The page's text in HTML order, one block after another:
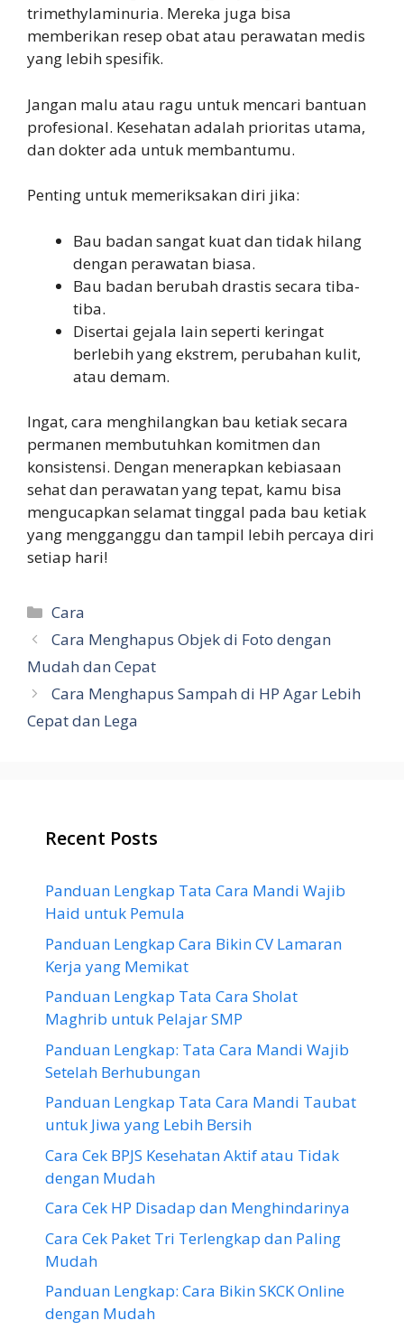
trimethylaminuria. Mereka juga bisa
memberikan resep obat atau perawatan medis
yang lebih spesifik.
Jangan malu atau ragu untuk mencari bantuan
profesional. Kesehatan adalah prioritas utama,
dan dokter ada untuk membantumu.
Penting untuk memeriksakan diri jika:
Bau badan sangat kuat dan tidak hilang
dengan perawatan biasa.
Bau badan berubah drastis secara tiba-
tiba.
Disertai gejala lain seperti keringat
berlebih yang ekstrem, perubahan kulit,
atau demam.
Ingat, cara menghilangkan bau ketiak secara
permanen membutuhkan komitmen dan
konsistensi. Dengan menerapkan kebiasaan
sehat dan perawatan yang tepat, kamu bisa
mengucapkan selamat tinggal pada bau ketiak
yang mengganggu dan tampil lebih percaya diri
setiap hari!
Categories
Cara
Cara Menghapus Objek di Foto dengan
Mudah dan Cepat
Cara Menghapus Sampah di HP Agar Lebih
Cepat dan Lega
Recent Posts
Panduan Lengkap Tata Cara Mandi Wajib
Haid untuk Pemula
Panduan Lengkap Cara Bikin CV Lamaran
Kerja yang Memikat
Panduan Lengkap Tata Cara Sholat
Maghrib untuk Pelajar SMP
Panduan Lengkap: Tata Cara Mandi Wajib
Setelah Berhubungan
Panduan Lengkap Tata Cara Mandi Taubat
untuk Jiwa yang Lebih Bersih
Cara Cek BPJS Kesehatan Aktif atau Tidak
dengan Mudah
Cara Cek HP Disadap dan Menghindarinya
Cara Cek Paket Tri Terlengkap dan Paling
Mudah
Panduan Lengkap: Cara Bikin SKCK Online
dengan Mudah